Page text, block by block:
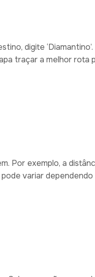
digite ‘Diamantino’.
traçar a melhor rota
Por exemplo, a
variar dependendo